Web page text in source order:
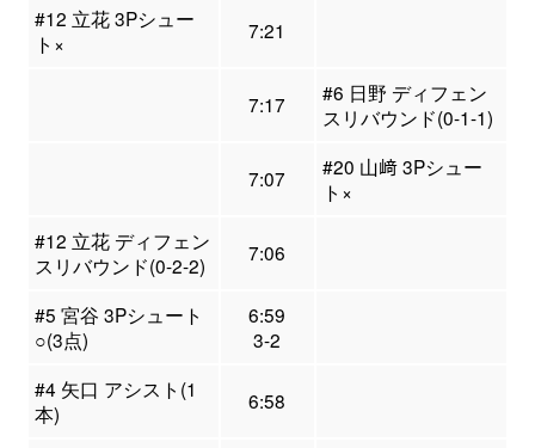
#12 立花 3Pシュー
ト×
7:21
7:17
#6 日野 ディフェン
スリバウンド(0-1-1)
7:07
#20 山﨑 3Pシュー
ト×
#12 立花 ディフェン
スリバウンド(0-2-2)
7:06
#5 宮谷 3Pシュート
○(3点)
6:59
3-2
#4 矢口 アシスト(1
本)
6:58